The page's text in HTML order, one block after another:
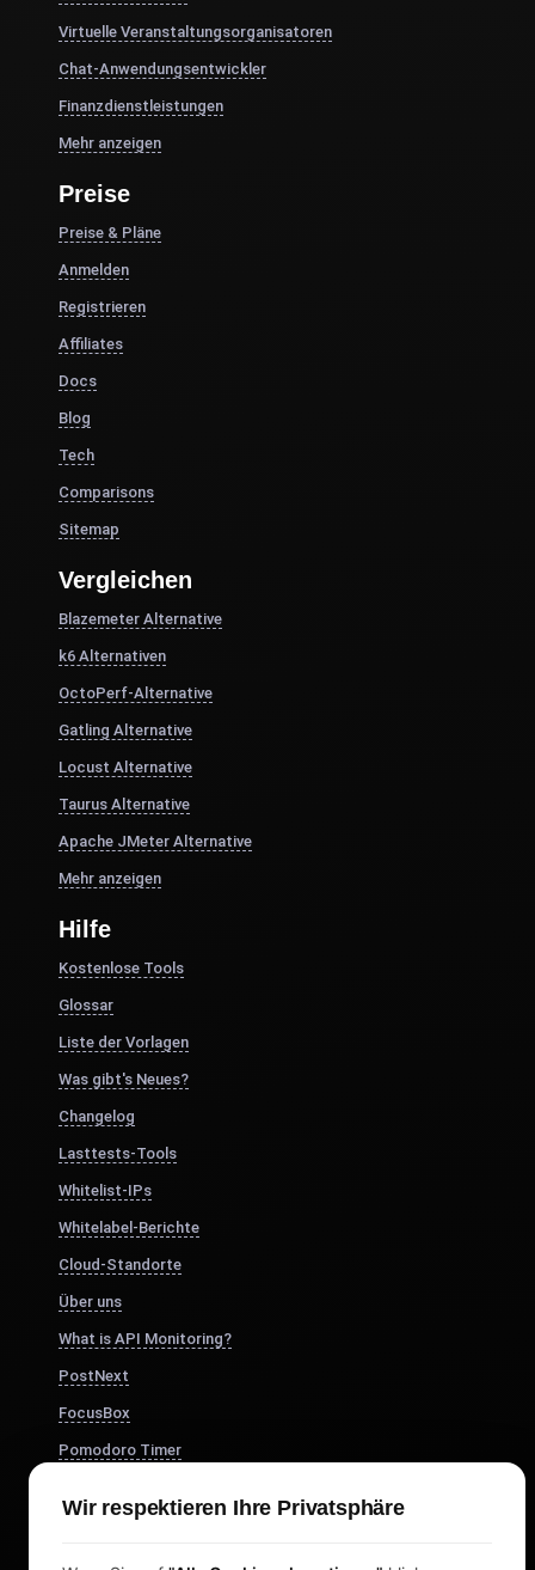
Virtuelle Veranstaltungsorganisatoren
Chat-Anwendungsentwickler
Finanzdienstleistungen
Mehr anzeigen
Preise
Preise & Pläne
Anmelden
Registrieren
Affiliates
Docs
Blog
Tech
Comparisons
Sitemap
Vergleichen
Blazemeter Alternative
k6 Alternativen
OctoPerf-Alternative
Gatling Alternative
Locust Alternative
Taurus Alternative
Apache JMeter Alternative
Mehr anzeigen
Hilfe
Kostenlose Tools
Glossar
Liste der Vorlagen
Was gibt's Neues?
Changelog
Lasttests-Tools
Whitelist-IPs
Whitelabel-Berichte
Cloud-Standorte
Über uns
What is API Monitoring?
PostNext
FocusBox
Pomodoro Timer
DesignerBox
Wir respektieren Ihre Privatsphäre